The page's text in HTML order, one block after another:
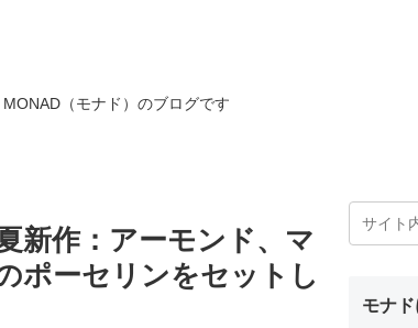
（モナド）のブログです
新作：アーモンド、マ
ポーセリンをセットし
モナ